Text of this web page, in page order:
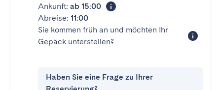
Ankunft: ab 15:00
Abreise: 11:00
Sie kommen früh an und möchten Ihr
Gepäck unterstellen?
Haben Sie eine Frage zu Ihrer